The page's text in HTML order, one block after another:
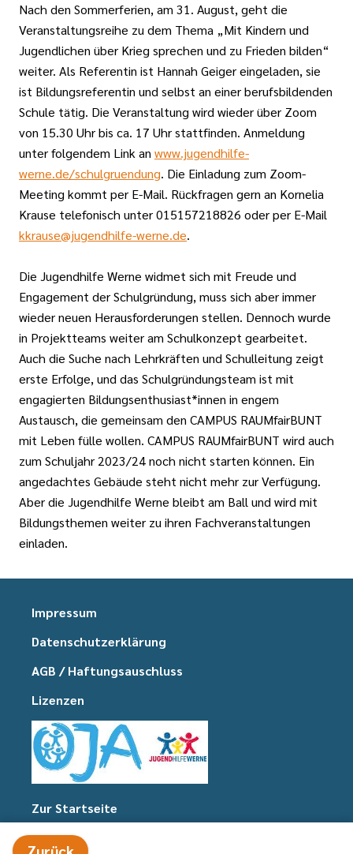
Nach den Sommerferien, am 31. August, geht die
Veranstaltungsreihe zu dem Thema „Mit Kindern und
Jugendlichen über Krieg sprechen und zu Frieden bilden“
weiter. Als Referentin ist Hannah Geiger eingeladen, sie
ist Bildungsreferentin und selbst an einer berufsbildenden
Schule tätig. Die Veranstaltung wird wieder über Zoom
von 15.30 Uhr bis ca. 17 Uhr stattfinden. Anmeldung
unter folgendem Link an www.jugendhilfe-
werne.de/schulgruendung. Die Einladung zum Zoom-
Meeting kommt per E-Mail. Rückfragen gern an Kornelia
Krause telefonisch unter 015157218826 oder per E-Mail
kkrause@jugendhilfe-werne.de.
Die Jugendhilfe Werne widmet sich mit Freude und
Engagement der Schulgründung, muss sich aber immer
wieder neuen Herausforderungen stellen. Dennoch wurde
in Projektteams weiter am Schulkonzept gearbeitet.
Auch die Suche nach Lehrkräften und Schulleitung zeigt
erste Erfolge, und das Schulgründungsteam ist mit
engagierten Bildungsenthusiast*innen in engem
Austausch, die gemeinsam den CAMPUS RAUMfairBUNT
mit Leben fülle wollen. CAMPUS RAUMfairBUNT wird auch
zum Schuljahr 2023/24 noch nicht starten können. Ein
angedachtes Gebäude steht nicht mehr zur Verfügung.
Aber die Jugendhilfe Werne bleibt am Ball und wird mit
Bildungsthemen weiter zu ihren Fachveranstaltungen
einladen.
Impressum
Datenschutzerklärung
AGB / Haftungsauschluss
Lizenzen
Zur Startseite